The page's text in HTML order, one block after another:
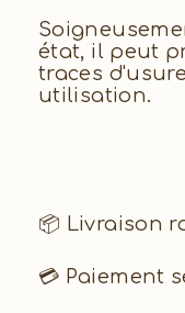
état, il peut
traces
utilisation.
📦 Livraison
💳 Paiement